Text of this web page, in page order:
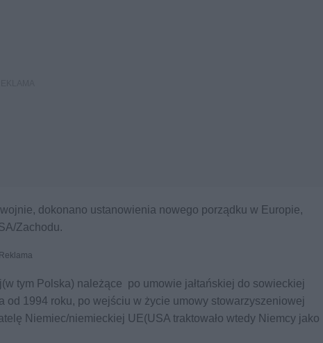
dokonano ustanowienia nowego porządku w Europie,
Zachodu.
Reklama
tym Polska) należące po umowie jałtańskiej do sowieckiej
od 1994 roku, po wejściu w życie umowy stowarzyszeniowej
Niemiec/niemieckiej UE(USA traktowało wtedy Niemcy jako